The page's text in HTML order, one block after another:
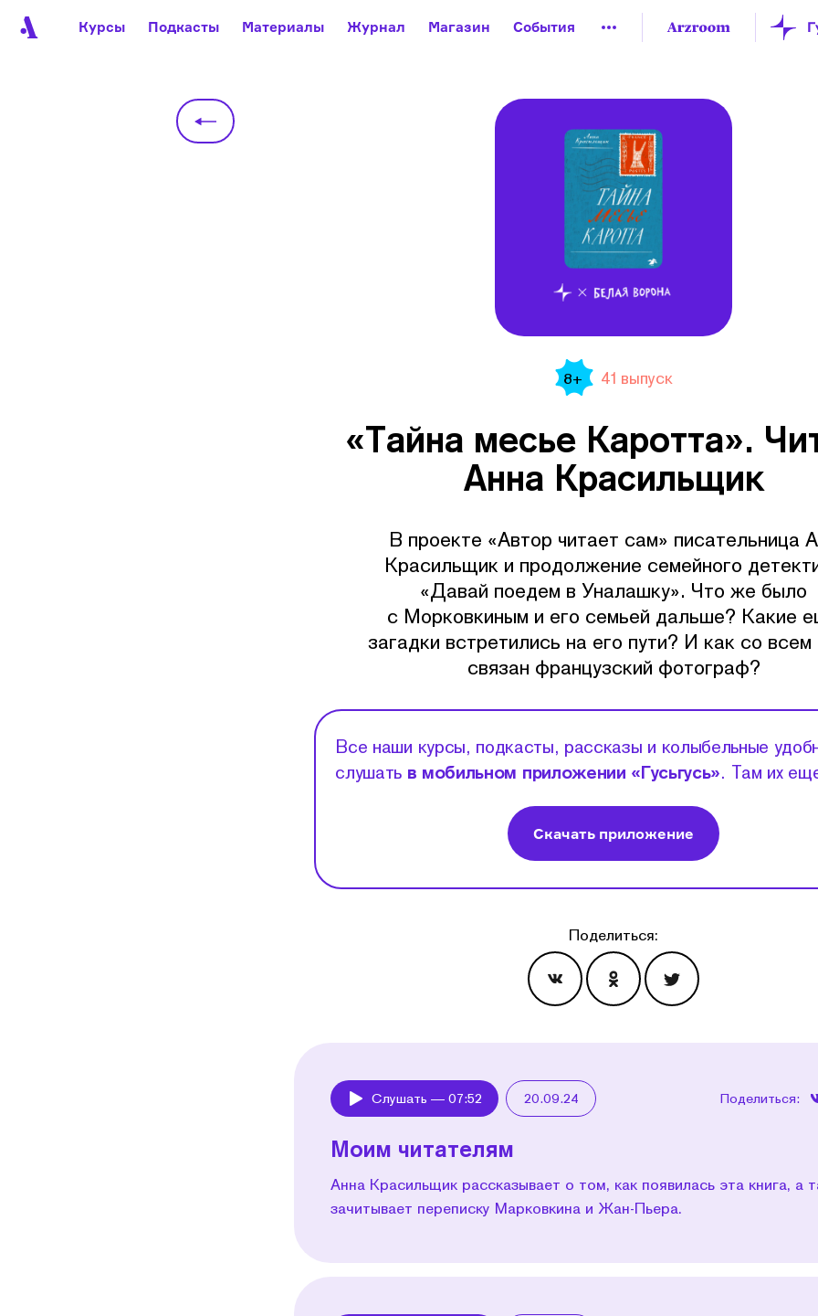
Курсы Подкасты Материалы Журнал Магазин События
Русский язык от «гой еси» до «лол кек»
Русское искусство XX века
Русская литература XX века
8+ 41 выпуск
«Тайна месье Каротта».
Анна Красильщик
В проекте «Автор читает сам» писательница
Красильщик и продолжение семейного
«Давай поедем в Уналашку». Что же было
с Морковкиным и его семьей дальше? Какие
загадки встретились на его пути? И как со всем
связан французский фотограф?
Все наши курсы, подкасты, рассказы и колыбельные
слушать в мобильном приложении «Гусьгусь». Там их
Скачать приложение
Поделиться:
Play
Слушать — 07:52 20.09.24 Поделиться:
Моим читателям
Анна Красильщик рассказывает о том, как появилась эта книга, а
зачитывает переписку Марковкина и Жан-Пьера.